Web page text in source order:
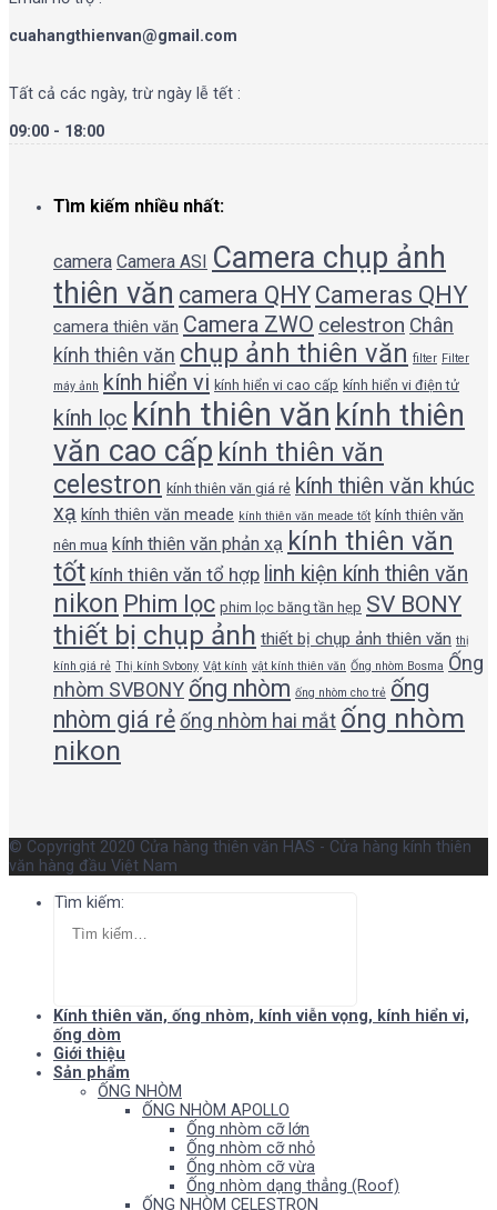
cuahangthienvan@gmail.com
Tất cả các ngày, trừ ngày lễ tết :
09:00 - 18:00
Tìm kiếm nhiều nhất:
camera Camera ASI Camera chụp ảnh
thiên văn camera QHY Cameras QHY
camera thiên văn Camera ZWO celestron Chân
kính thiên văn chụp ảnh thiên văn filter Filter
máy ảnh kính hiển vi kính hiển vi cao cấp kính hiển vi điện tử
kính lọc kính thiên văn kính thiên
văn cao cấp kính thiên văn
celestron kính thiên văn giá rẻ kính thiên văn khúc
xạ kính thiên văn meade kính thiên văn meade tốt kính thiên văn
nên mua kính thiên văn phản xạ kính thiên văn
tốt kính thiên văn tổ hợp linh kiện kính thiên văn
nikon Phim lọc phim lọc băng tần hẹp SV BONY
thiết bị chụp ảnh thiết bị chụp ảnh thiên văn thị
kính giá rẻ Thị kính Svbony Vật kính vật kính thiên văn Ống nhòm Bosma Ống
nhòm SVBONY ống nhòm ống nhòm cho trẻ ống
nhòm giá rẻ ống nhòm hai mắt ống nhòm
nikon
© Copyright 2020 Cửa hàng thiên văn HAS - Cửa hàng kính thiên
văn hàng đầu Việt Nam
Tìm kiếm:
Kính thiên văn, ống nhòm, kính viễn vọng, kính hiển vi,
ống dòm
Giới thiệu
Sản phẩm
ỐNG NHÒM
ỐNG NHÒM APOLLO
Ống nhòm cỡ lớn
Ống nhòm cỡ nhỏ
Ống nhòm cỡ vừa
Ống nhòm dạng thẳng (Roof)
ỐNG NHÒM CELESTRON